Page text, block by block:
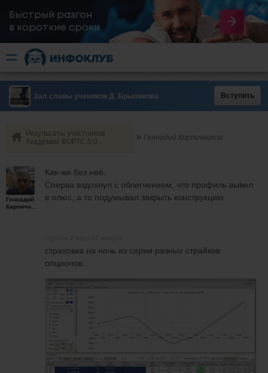
Быстрый разгон
​в короткие сроки
Зал славы учеников Д. Брылякова Вступить
Результаты участников
Академии ФОРТС 5.0
Геннадий Кирпичников
Геннадий
Как-же без неё.
Сперва вздохнул с облегчением, что профиль вывел
в плюс, а то подумывал закрыть конструкцию.
страховка на ночь из серии разных страйков
опционов.